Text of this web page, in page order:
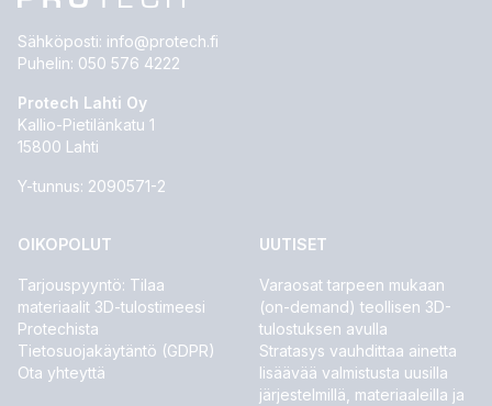
Sähköposti: info@protech.fi
Puhelin: 050 576 4222
Protech Lahti Oy
Kallio-Pietilänkatu 1
15800 Lahti
Y-tunnus: 2090571-2
OIKOPOLUT
Tarjouspyyntö: Tilaa
materiaalit 3D-tulostimeesi
Protechista
Tietosuojakäytäntö (GDPR)
Ota yhteyttä
UUTISET
Varaosat tarpeen mukaan
(on-demand) teollisen 3D-
tulostuksen avulla
Stratasys vauhdittaa ainetta
lisäävää valmistusta uusilla
järjestelmillä, materiaaleilla ja